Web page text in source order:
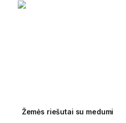
Žemės riešutai su medumi